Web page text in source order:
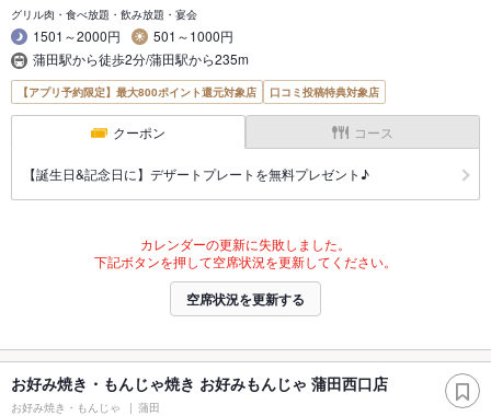
グリル肉・食べ放題・飲み放題・宴会
1501～2000円
501～1000円
蒲田駅から徒歩2分/蒲田駅から235m
【アプリ予約限定】最大800ポイント還元対象店 口コミ投稿特典対象店
クーポン コース
【誕生日&記念日に】デザートプレートを無料プレゼント♪
カレンダーの更新に失敗しました。
下記ボタンを押して空席状況を更新してください。
空席状況を更新する
お好み焼き・もんじゃ焼き お好みもんじゃ 蒲田西口店
お好み焼き・もんじゃ 蒲田